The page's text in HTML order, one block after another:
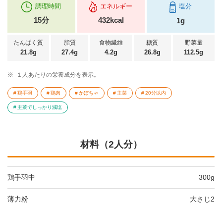
調理時間
15分
エネルギー
432kcal
塩分
1g
たんぱく質
21.8g
脂質
27.4g
食物繊維
4.2g
糖質
26.8g
野菜量
112.5g
※ １人あたりの栄養成分を表示。
鶏手羽 鶏肉 かぼちゃ 主菜 20分以内
主菜でしっかり減塩
材料（2人分）
鶏手羽中 300g
薄力粉 大さじ2